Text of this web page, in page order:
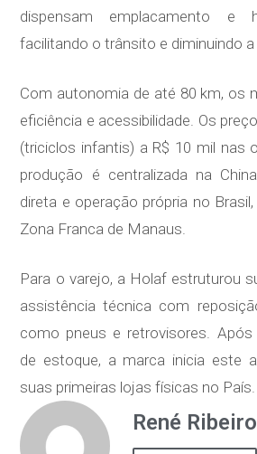
dispensam emplacamento e
facilitando o trânsito e diminuindo
Com autonomia de até 80 km, os
eficiência e acessibilidade. Os
(triciclos infantis) a R$ 10 mil nas
produção é centralizada na
direta e operação própria no
Zona Franca de Manaus.
Para o varejo, a Holaf estruturou
assistência técnica com
como pneus e retrovisores.
de estoque, a marca inicia este
suas primeiras lojas físicas no País.
René Ribeiro